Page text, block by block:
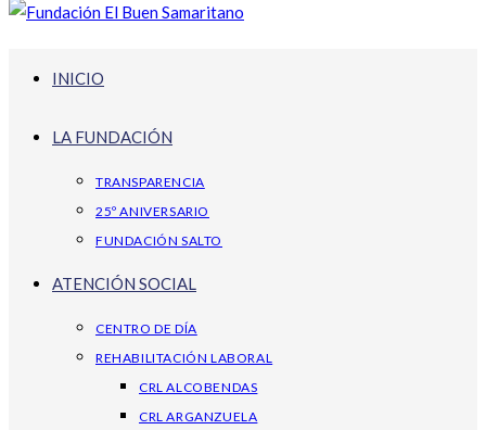
INICIO
LA FUNDACIÓN
TRANSPARENCIA
25º ANIVERSARIO
FUNDACIÓN SALTO
ATENCIÓN SOCIAL
CENTRO DE DÍA
REHABILITACIÓN LABORAL
CRL ALCOBENDAS
CRL ARGANZUELA